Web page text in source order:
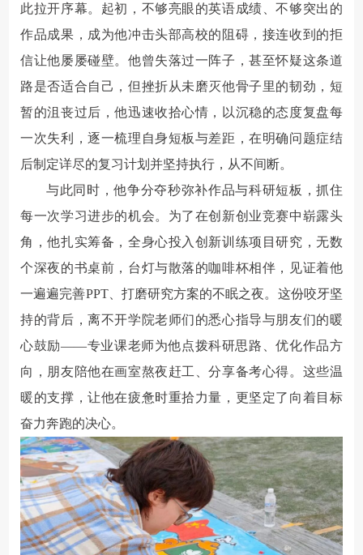
此拉开序幕。起初，不够亮眼的英语成绩、不够突出的
作品成果，成为他冲击头部高校的阻碍，接连收到的拒
信让他屡屡碰壁。他曾失落过一阵子，甚至怀疑这条道
路是否适合自己，但挫折从未磨灭他骨子里的韧劲，短
暂的沮丧过后，他迅速收拾心情，以沉稳的态度复盘每
一次失利，逐一梳理自身短板与差距，在明确问题症结
后制定详尽的复习计划并坚持执行，从不间断。
与此同时，他争分夺秒弥补作品与科研短板，抓住
每一次学习进步的机会。为了在创新创业竞赛中崭露头
角，他扎实筹备，全身心投入创新训练项目研究，无数
个深夜的书桌前，台灯与散落的咖啡杯相伴，见证着他
一遍遍完善PPT、打磨研究方案的不眠之夜。这份咬牙坚
持的背后，离不开学院老师们的悉心指导与朋友们的暖
心鼓励——专业课老师为他点拨科研思路、优化作品方
向，朋友陪他在画室熬夜赶工、分享备考心得。这些温
暖的支撑，让他在疲惫时重拾力量，更坚定了向着目标
奋力奔跑的决心。